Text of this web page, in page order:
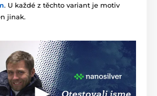
. U každé z těchto variant je motiv
jinak.